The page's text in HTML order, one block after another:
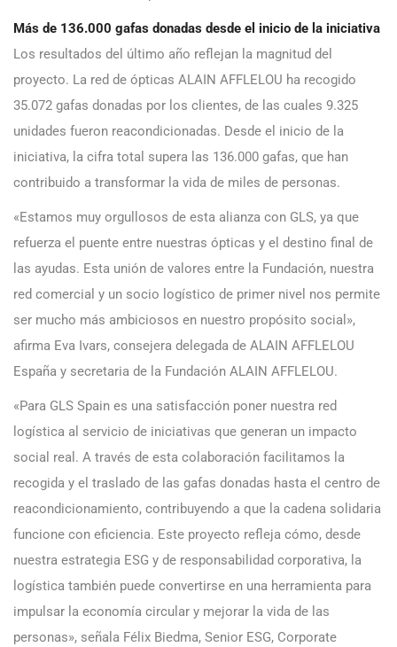
Más de 136.000 gafas donadas desde el inicio de la iniciativa
Los resultados del último año reflejan la magnitud del
proyecto. La red de ópticas ALAIN AFFLELOU ha recogido
35.072 gafas donadas por los clientes, de las cuales 9.325
unidades fueron reacondicionadas. Desde el inicio de la
iniciativa, la cifra total supera las 136.000 gafas, que han
contribuido a transformar la vida de miles de personas.
«Estamos muy orgullosos de esta alianza con GLS, ya que
refuerza el puente entre nuestras ópticas y el destino final de
las ayudas. Esta unión de valores entre la Fundación, nuestra
red comercial y un socio logístico de primer nivel nos permite
ser mucho más ambiciosos en nuestro propósito social»,
afirma Eva Ivars, consejera delegada de ALAIN AFFLELOU
España y secretaria de la Fundación ALAIN AFFLELOU.
«Para GLS Spain es una satisfacción poner nuestra red
logística al servicio de iniciativas que generan un impacto
social real. A través de esta colaboración facilitamos la
recogida y el traslado de las gafas donadas hasta el centro de
reacondicionamiento, contribuyendo a que la cadena solidaria
funcione con eficiencia. Este proyecto refleja cómo, desde
nuestra estrategia ESG y de responsabilidad corporativa, la
logística también puede convertirse en una herramienta para
impulsar la economía circular y mejorar la vida de las
personas», señala Félix Biedma, Senior ESG, Corporate